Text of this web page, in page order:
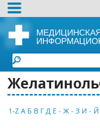
1-Z А Б В Г Д Е - Ж - З И - Й